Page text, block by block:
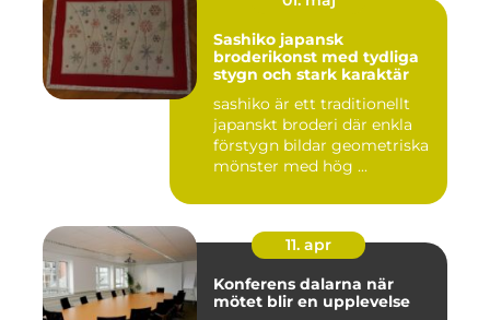
Sashiko japansk
broderikonst med tydliga
stygn och stark karaktär
sashiko är ett traditionellt
japanskt broderi där enkla
förstygn bildar geometriska
mönster med hög ...
11. apr
Konferens dalarna när
mötet blir en upplevelse